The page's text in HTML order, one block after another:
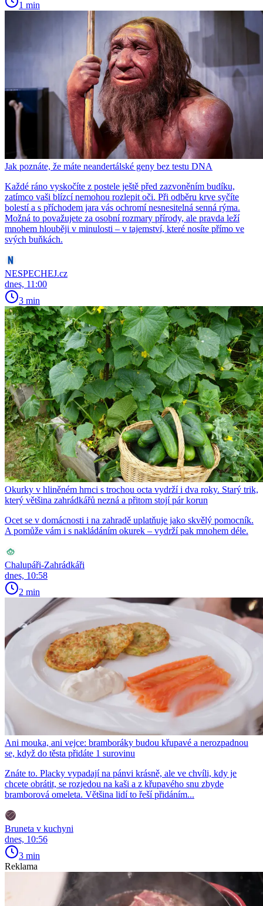
1 min
Jak poznáte, že máte neandertálské geny bez testu DNA
Každé ráno vyskočíte z postele ještě před zazvoněním budíku,
zatímco vaši blízcí nemohou rozlepit oči. Při odběru krve syčíte
bolestí a s příchodem jara vás ochromí nesnesitelná senná rýma.
Možná to považujete za osobní rozmary přírody, ale pravda leží
mnohem hlouběji v minulosti – v tajemství, které nosíte přímo ve
svých buňkách.
NESPECHEJ.cz
dnes, 11:00
3 min
Okurky v hliněném hrnci s trochou octa vydrží i dva roky. Starý trik,
který většina zahrádkářů nezná a přitom stojí pár korun
Ocet se v domácnosti i na zahradě uplatňuje jako skvělý pomocník.
A pomůže vám i s nakládáním okurek – vydrží pak mnohem déle.
Chalupáři-Zahrádkáři
dnes, 10:58
2 min
Ani mouka, ani vejce: bramboráky budou křupavé a nerozpadnou
se, když do těsta přidáte 1 surovinu
Znáte to. Placky vypadají na pánvi krásně, ale ve chvíli, kdy je
chcete obrátit, se rozjedou na kaši a z křupavého snu zbyde
bramborová omeleta. Většina lidí to řeší přidáním...
Bruneta v kuchyni
dnes, 10:56
3 min
Reklama